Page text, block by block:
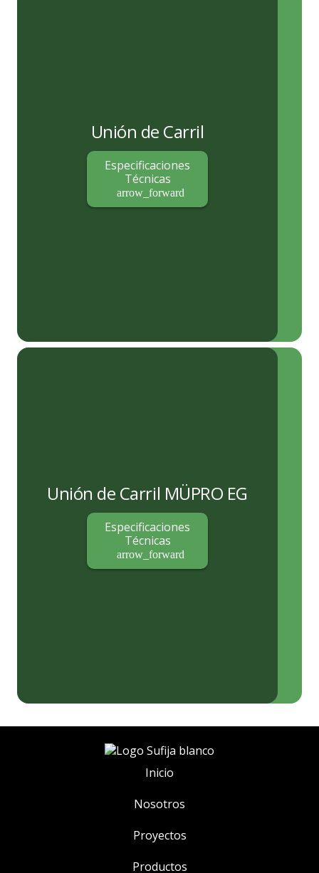
Unión de Carril
Especificaciones
Técnicas
arrow_forward
Unión de Carril MÜPRO EG
Especificaciones
Técnicas
arrow_forward
Inicio
Nosotros
Proyectos
Productos